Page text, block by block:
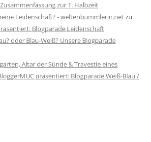
zur 1. Halbzeit
Leidenschaft? - weltenbummlerin.netzu
Blogparade Leidenschaft
oder Blau-Weiß? Unsere Blogparade
Altar der Sünde & Travestie eines
präsentiert: Blogparade Weiß-Blau /